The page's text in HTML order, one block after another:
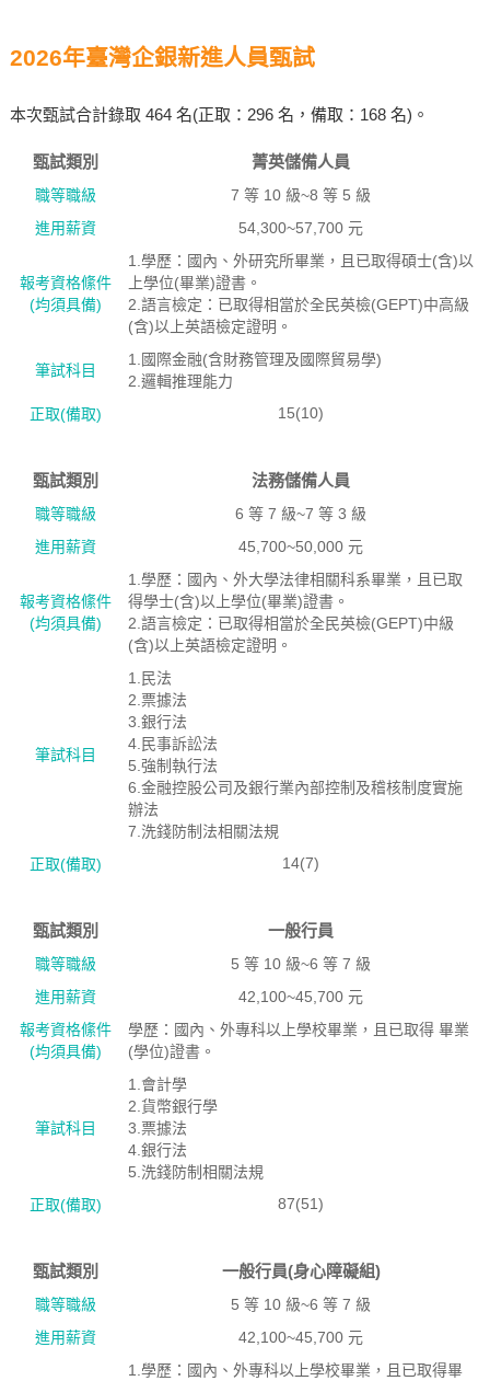
2026年臺灣企銀新進人員甄試
本次甄試合計錄取 464 名(正取：296 名，備取：168 名)。
甄試類別 菁英儲備人員
職等職級
7 等 10 級~8 等 5 級
進用薪資
54,300~57,700 元
報考資格絛件
(均須具備)
1.學歷：國內、外研究所畢業，且已取得碩士(含)以
上學位(畢業)證書。
2.語言檢定：已取得相當於全民英檢(GEPT)中高級
(含)以上英語檢定證明。
筆試科目
1.國際金融(含財務管理及國際貿易學)
2.邏輯推理能力
正取(備取)
15(10)
甄試類別 法務儲備人員
職等職級
6 等 7 級~7 等 3 級
進用薪資
45,700~50,000 元
報考資格絛件
(均須具備)
1.學歷：國內、外大學法律相關科系畢業，且已取
得學士(含)以上學位(畢業)證書。
2.語言檢定：已取得相當於全民英檢(GEPT)中級
(含)以上英語檢定證明。
筆試科目
1.民法
2.票據法
3.銀行法
4.民事訴訟法
5.強制執行法
6.金融控股公司及銀行業內部控制及稽核制度實施
辦法
7.洗錢防制法相關法規
正取(備取)
14(7)
甄試類別 一般行員
職等職級
5 等 10 級~6 等 7 級
進用薪資
42,100~45,700 元
報考資格絛件
(均須具備)
學歷：國內、外專科以上學校畢業，且已取得 畢業
(學位)證書。
筆試科目
1.會計學
2.貨幣銀行學
3.票據法
4.銀行法
5.洗錢防制相關法規
正取(備取)
87(51)
甄試類別 一般行員(身心障礙組)
職等職級
5 等 10 級~6 等 7 級
進用薪資
42,100~45,700 元
1.學歷：國內、外專科以上學校畢業，且已取得畢